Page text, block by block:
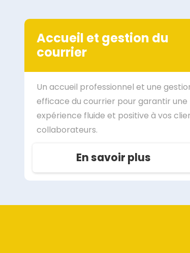
Accueil et gestion du
courrier
Un accueil professionnel et une
efficace du courrier pour garantir une
expérience fluide et positive à vos
collaborateurs.
En savoir plus